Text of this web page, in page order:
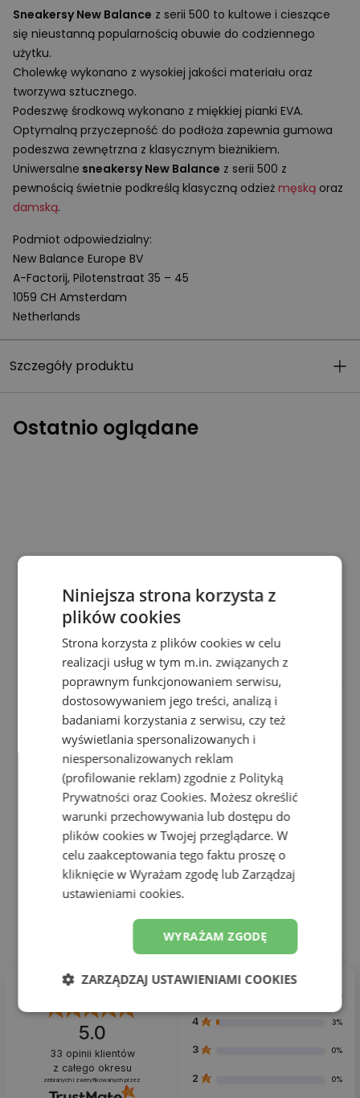
Sneakersy New Balance z serii 500 to kultowe i cieszące
się nieustanną popularnością obuwie do codziennego
użytku.
Cholewkę wykonano z wysokiej jakości materiału oraz
tworzywa sztucznego.
Podeszwę środkową wykonano z miękkiej pianki EVA.
Optymalną przyczepność do podłoża zapewnia gumowa
podeszwa zewnętrzna z klasycznym bieżnikiem.
Uniwersalne sneakersy New Balance z serii 500 z
pewnością świetnie podkreślą klasyczną odzież męską oraz
damską.
Podmiot odpowiedzialny:
New Balance Europe BV
A-Factorij, Pilotenstraat 35 – 45
1059 CH Amsterdam
Netherlands
Szczegóły produktu
Ostatnio oglądane
Buty unisex New Balance GM500EB2 – czarne
Seria 500
289,99 zł
5.0
33 opinii klientów
z całego okresu
zebranych i zweryfikowanych przez
97%
4 3%
3 0%
2 0%
Niniejsza strona korzysta z
plików cookies
Strona korzysta z plików cookies w celu
realizacji usług w tym m.in. związanych z
poprawnym funkcjonowaniem serwisu,
dostosowywaniem jego treści, analizą i
badaniami korzystania z serwisu, czy też
wyświetlania spersonalizowanych i
niespersonalizowanych reklam
(profilowanie reklam) zgodnie z Polityką
Prywatności oraz Cookies. Możesz określić
warunki przechowywania lub dostępu do
plików cookies w Twojej przeglądarce. W
celu zaakceptowania tego faktu proszę o
kliknięcie w Wyrażam zgodę lub Zarządzaj
ustawieniami cookies.
WYRAŻAM ZGODĘ
ZARZĄDZAJ USTAWIENIAMI COOKIES